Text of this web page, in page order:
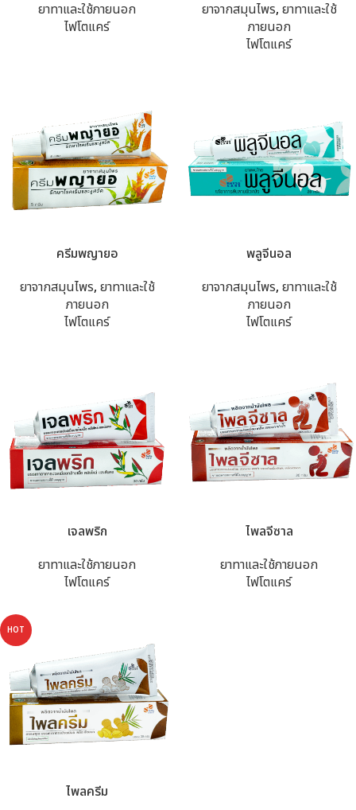
ยาทาและใช้ภายนอก
ไฟโตแคร์
ยาจากสมุนไพร, ยาทาและใช้
ภายนอก
ไฟโตแคร์
ครีมพญายอ
ยาจากสมุนไพร, ยาทาและใช้
ภายนอก
ไฟโตแคร์
พลูจีนอล
ยาจากสมุนไพร, ยาทาและใช้
ภายนอก
ไฟโตแคร์
เจลพริก
ยาทาและใช้ภายนอก
ไฟโตแคร์
ไพลจีซาล
ยาทาและใช้ภายนอก
ไฟโตแคร์
HOT
ไพลครีม